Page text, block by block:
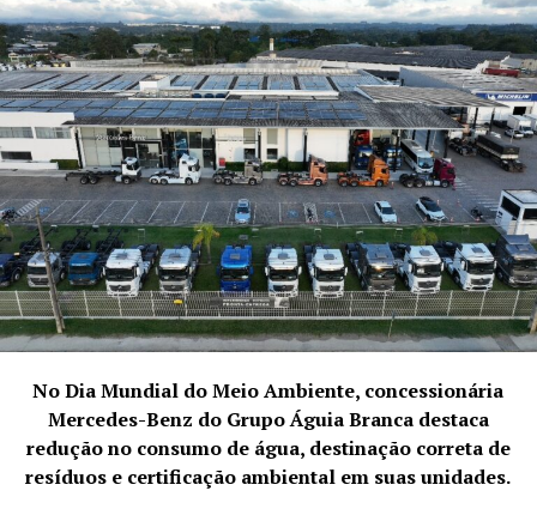
No Dia Mundial do Meio Ambiente, concessionária
Mercedes-Benz do Grupo Águia Branca destaca
redução no consumo de água, destinação correta de
resíduos e certificação ambiental em suas unidades.